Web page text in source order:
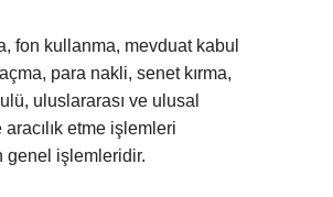
fon kullanma, mevduat kabul
para nakli, senet kırma,
uluslararası ve ulusal
etme işlemleri
genel işlemleridir.